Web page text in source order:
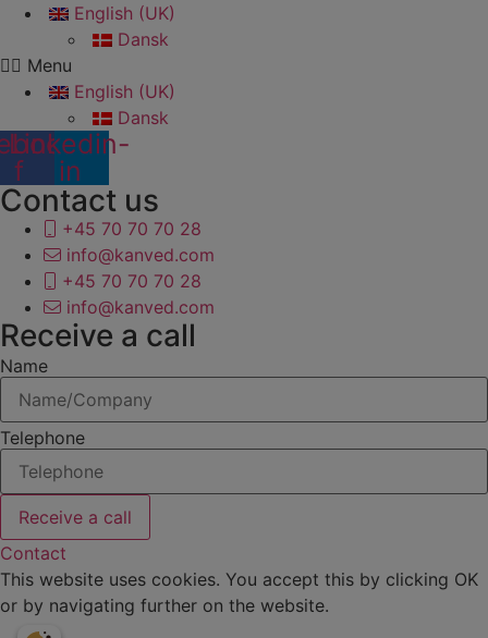
English (UK)
Dansk
Menu
English (UK)
Dansk
f
Linkedin-
in
Contact us
+45 70 70 70 28
info@kanved.com
+45 70 70 70 28
info@kanved.com
Receive a call
Name
Telephone
Receive a call
Contact
This website uses cookies. You accept this by clicking OK
or by navigating further on the website.